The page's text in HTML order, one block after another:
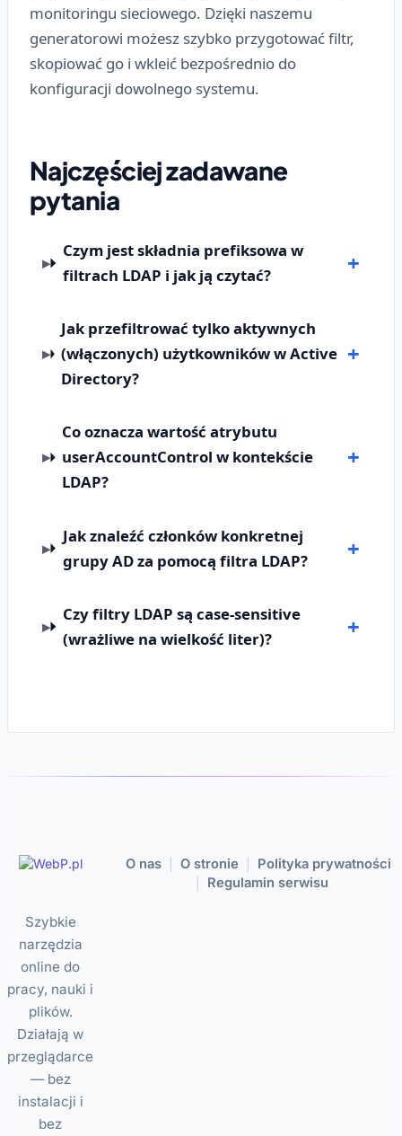
monitoringu sieciowego. Dzięki naszemu
generatorowi możesz szybko przygotować filtr,
skopiować go i wkleić bezpośrednio do
konfiguracji dowolnego systemu.
Najczęściej zadawane
pytania
Czym jest składnia prefiksowa w
filtrach LDAP i jak ją czytać?
Jak przefiltrować tylko aktywnych
(włączonych) użytkowników w Active
Directory?
Co oznacza wartość atrybutu
userAccountControl w kontekście
LDAP?
Jak znaleźć członków konkretnej
grupy AD za pomocą filtra LDAP?
Czy filtry LDAP są case-sensitive
(wrażliwe na wielkość liter)?
Szybkie
narzędzia
online do
pracy, nauki i
plików.
Działają w
przeglądarce
— bez
instalacji i
bez
O nas O stronie Polityka prywatności
Regulamin serwisu